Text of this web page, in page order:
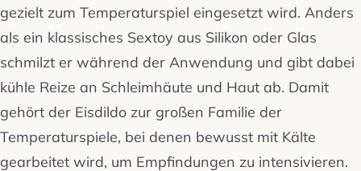
gezielt zum Temperaturspiel eingesetzt wird. Anders
als ein klassisches Sextoy aus Silikon oder Glas
schmilzt er während der Anwendung und gibt dabei
kühle Reize an Schleimhäute und Haut ab. Damit
gehört der Eisdildo zur großen Familie der
Temperaturspiele, bei denen bewusst mit Kälte
gearbeitet wird, um Empfindungen zu intensivieren.